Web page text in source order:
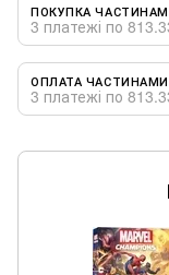
ПОКУПКА
3 платежі по
ОПЛАТА ЧАСТИНАМИ
3 платежі по